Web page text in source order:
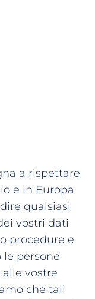
a rispettare
e in Europa
qualsiasi
vostri dati
procedure e
persone
vostre
che tali